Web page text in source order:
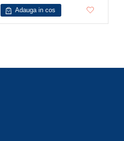
Adauga in cos